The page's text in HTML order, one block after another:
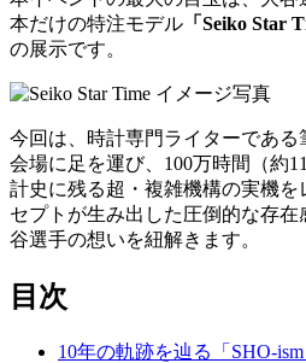
本だけの特注モデル 「Seiko Star
の展示です。
今回は、時計専門ライターであ
会場に足を運び、100万時間（約
計史に残る超・複雑機構の実機
セプトが生み出した圧倒的な存
谷選手の想いを紐解きます。
目次
10年の軌跡を辿る「SHO-